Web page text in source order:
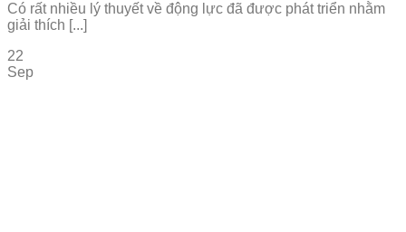
Có rất nhiều lý thuyết về động lực đã được phát triển nhằm
giải thích [...]
22
Sep